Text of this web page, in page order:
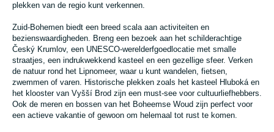
plekken van de regio kunt verkennen.
Zuid-Bohemen biedt een breed scala aan activiteiten en
bezienswaardigheden. Breng een bezoek aan het schilderachtige
Český Krumlov, een UNESCO-werelderfgoedlocatie met smalle
straatjes, een indrukwekkend kasteel en een gezellige sfeer. Verken
de natuur rond het Lipnomeer, waar u kunt wandelen, fietsen,
zwemmen of varen. Historische plekken zoals het kasteel Hluboká en
het klooster van Vyšší Brod zijn een must-see voor cultuurliefhebbers.
Ook de meren en bossen van het Boheemse Woud zijn perfect voor
een actieve vakantie of gewoon om helemaal tot rust te komen.